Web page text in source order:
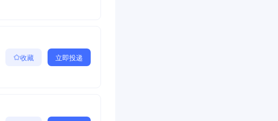
收藏 立即投递